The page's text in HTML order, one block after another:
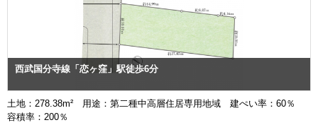
西武国分寺線「恋ヶ窪」駅徒歩6分
土地：278.38m² 用途：第二種中高層住居専用地域 建ぺい率：60％
容積率：200％